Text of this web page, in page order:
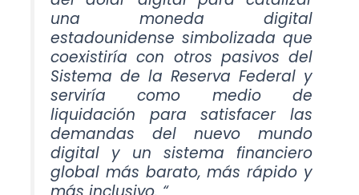
una moneda digital
estadounidense simbolizada que
coexistiría con otros pasivos del
Sistema de la Reserva Federal y
serviría como medio de
liquidación para satisfacer las
demandas del nuevo mundo
digital y un sistema financiero
global más barato, más rápido y